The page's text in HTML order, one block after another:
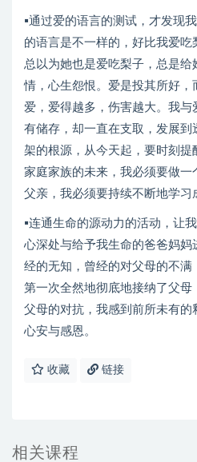
▪通过爱的语言的测试，才发现
的语言是不一样的，好比我爱
总以为她也是爱吃梨子，总是给
情，心生怨恨。爱是投其所好，
爱，爱得越多，伤害越大。我
有储存，却一直在支取，发展
架的根源，从今天起，要时刻提
家庭家族的未来，我必须要做一
父亲，我必须要持续不断地学习
▪连通生命的源动力的活动，让
心深处与给予我生命的爸爸妈妈
经的无知，曾经的对父母的不满
第一次全然地彻底地接纳了父
父母的对抗，我感到前所未有的
心安与感恩。
收藏 链接
相关课程